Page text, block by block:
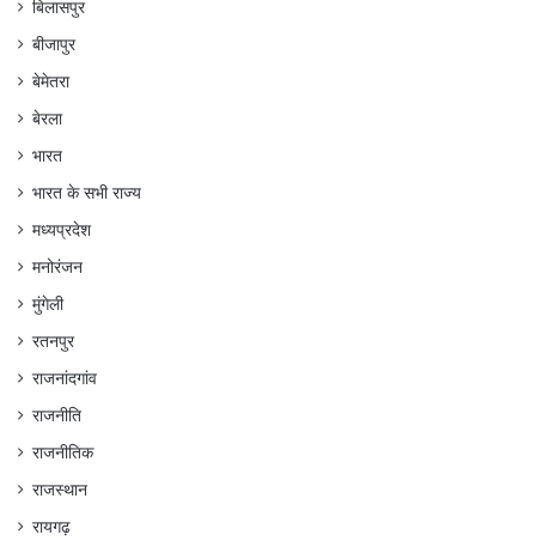
बिलासपुर
बीजापुर
बेमेतरा
बेरला
भारत
भारत के सभी राज्य
मध्यप्रदेश
मनोरंजन
मुंगेली
रतनपुर
राजनांदगांव
राजनीति
राजनीतिक
राजस्थान
रायगढ़